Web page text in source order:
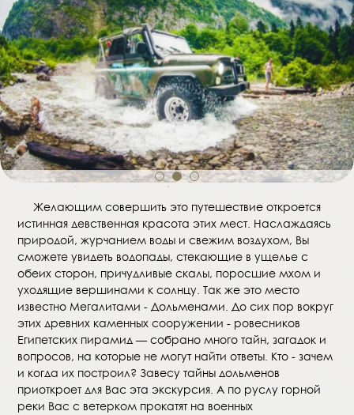
1 2 3
Желающим совершить это путешествие откроется
истинная девственная красота этих мест. Наслаждаясь
природой, журчанием воды и свежим воздухом, Вы
сможете увидеть водопады, стекающие в ущелье с
обеих сторон, причудливые скалы, поросшие мхом и
уходящие вершинами к солнцу. Так же это место
известно Мегалитами - Дольменами. До сих пор вокруг
этих древних каменных сооружении - ровесников
Египетских пирамид — собрано много тайн, загадок и
вопросов, на которые не могут найти ответы. Кто - зачем
и когда их построил? Завесу тайны дольменов
приоткроет для Вас эта экскурсия. А по руслу горной
реки Вас с ветерком прокатят на военных